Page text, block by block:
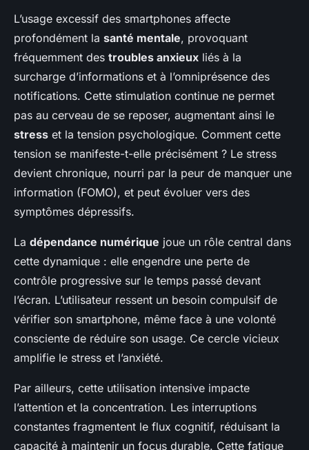
L’usage excessif des smartphones affecte
profondément la santé mentale, provoquant
fréquemment des troubles anxieux liés à la
surcharge d’informations et à l’omniprésence des
notifications. Cette stimulation continue ne permet
pas au cerveau de se reposer, augmentant ainsi le
stress et la tension psychologique. Comment cette
tension se manifeste-t-elle précisément ? Le stress
devient chronique, nourri par la peur de manquer une
information (FOMO), et peut évoluer vers des
symptômes dépressifs.
La dépendance numérique joue un rôle central dans
cette dynamique : elle engendre une perte de
contrôle progressive sur le temps passé devant
l’écran. L’utilisateur ressent un besoin compulsif de
vérifier son smartphone, même face à une volonté
consciente de réduire son usage. Ce cercle vicieux
amplifie le stress et l’anxiété.
Par ailleurs, cette utilisation intensive impacte
l’attention et la concentration. Les interruptions
constantes fragmentent le flux cognitif, réduisant la
capacité à maintenir un focus durable. Cette fatigue